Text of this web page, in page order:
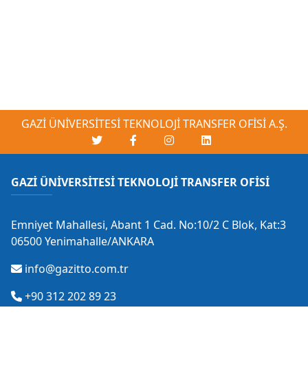
GAZİ ÜNİVERSİTESİ TEKNOLOJİ TRANSFER OFİSİ A.Ş.
GAZİ ÜNİVERSİTESİ TEKNOLOJİ TRANSFER OFİSİ
Emniyet Mahallesi, Abant 1 Cad. No:10/2 C Blok, Kat:3
06500 Yenimahalle/ANKARA
info@gazitto.com.tr
+90 312 202 89 23